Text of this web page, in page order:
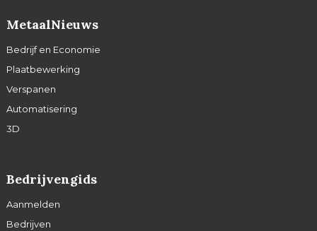
MetaalNieuws
Bedrijf en Economie
Plaatbewerking
Verspanen
Automatisering
3D
Bedrijvengids
Aanmelden
Bedrijven